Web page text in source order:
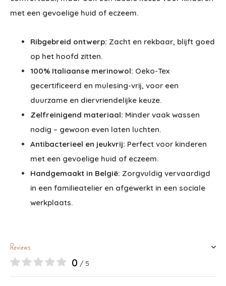
met een gevoelige huid of eczeem.
Ribgebreid ontwerp: Zacht en rekbaar, blijft goed
op het hoofd zitten.
100% Italiaanse merinowol: Oeko-Tex
gecertificeerd en mulesing-vrij, voor een
duurzame en diervriendelijke keuze.
Zelfreinigend materiaal: Minder vaak wassen
nodig – gewoon even laten luchten.
Antibacterieel en jeukvrij: Perfect voor kinderen
met een gevoelige huid of eczeem.
Handgemaakt in België: Zorgvuldig vervaardigd
in een familieatelier en afgewerkt in een sociale
werkplaats.
Reviews
0 / 5